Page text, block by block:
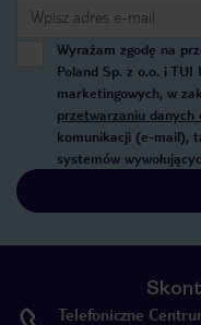
Wyrażam zgodę na
Poland Sp. z o.o. i
marketingowych, w
przetwarzaniu danych
komunikacji (e-mail),
systemów
Telefoniczne